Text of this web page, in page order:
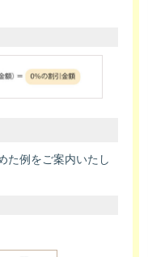
た例をご案内いたし